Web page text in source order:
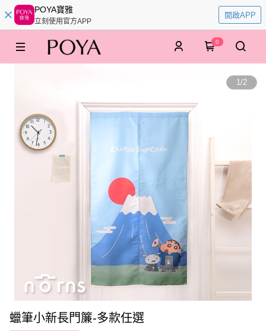
POYA寶雅
立刻使用官方APP
開啟APP
0
1/2
蠟筆小新長門簾-多款任選